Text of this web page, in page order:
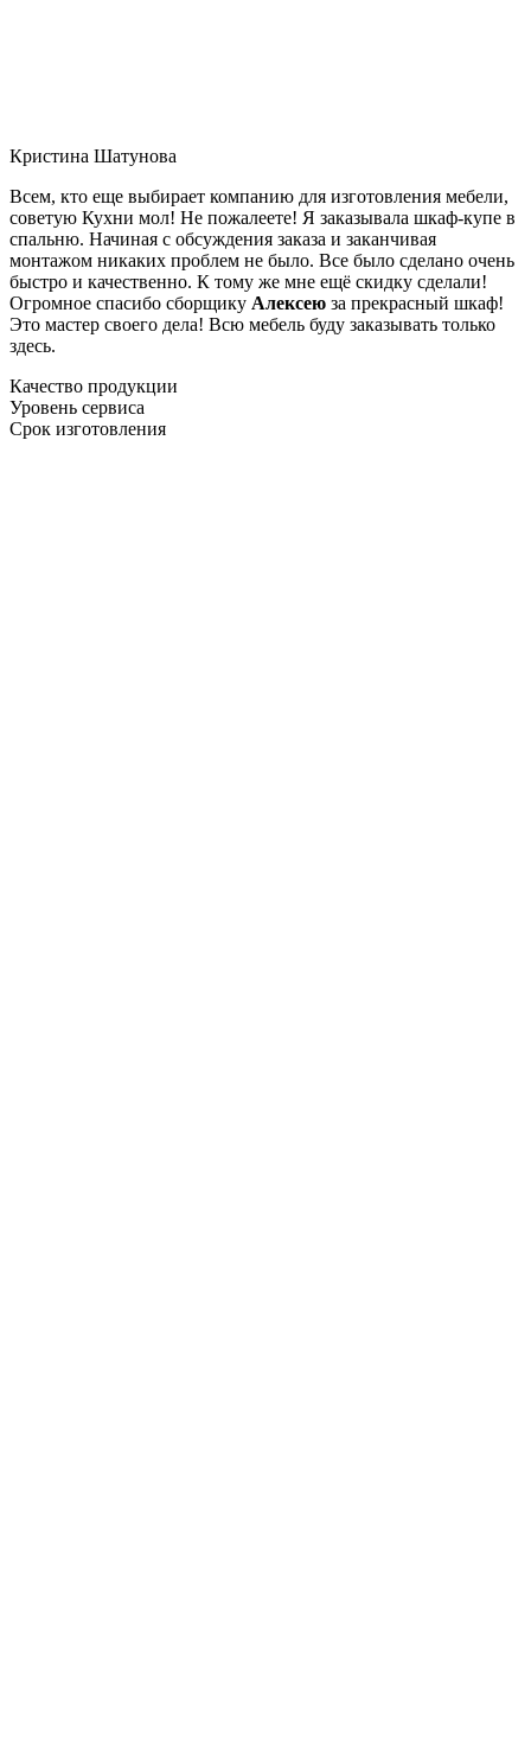
Кристина Шатунова
Всем, кто еще выбирает компанию для изготовления мебели,
советую Кухни мол! Не пожалеете! Я заказывала шкаф-купе в
спальню. Начиная с обсуждения заказа и заканчивая
монтажом никаких проблем не было. Все было сделано очень
быстро и качественно. К тому же мне ещё скидку сделали!
Огромное спасибо сборщику Алексею за прекрасный шкаф!
Это мастер своего дела! Всю мебель буду заказывать только
здесь.
Качество продукции
Уровень сервиса
Срок изготовления